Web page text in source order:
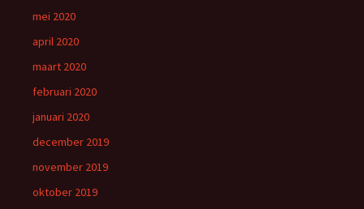
mei 2020
april 2020
maart 2020
februari 2020
januari 2020
december 2019
november 2019
oktober 2019